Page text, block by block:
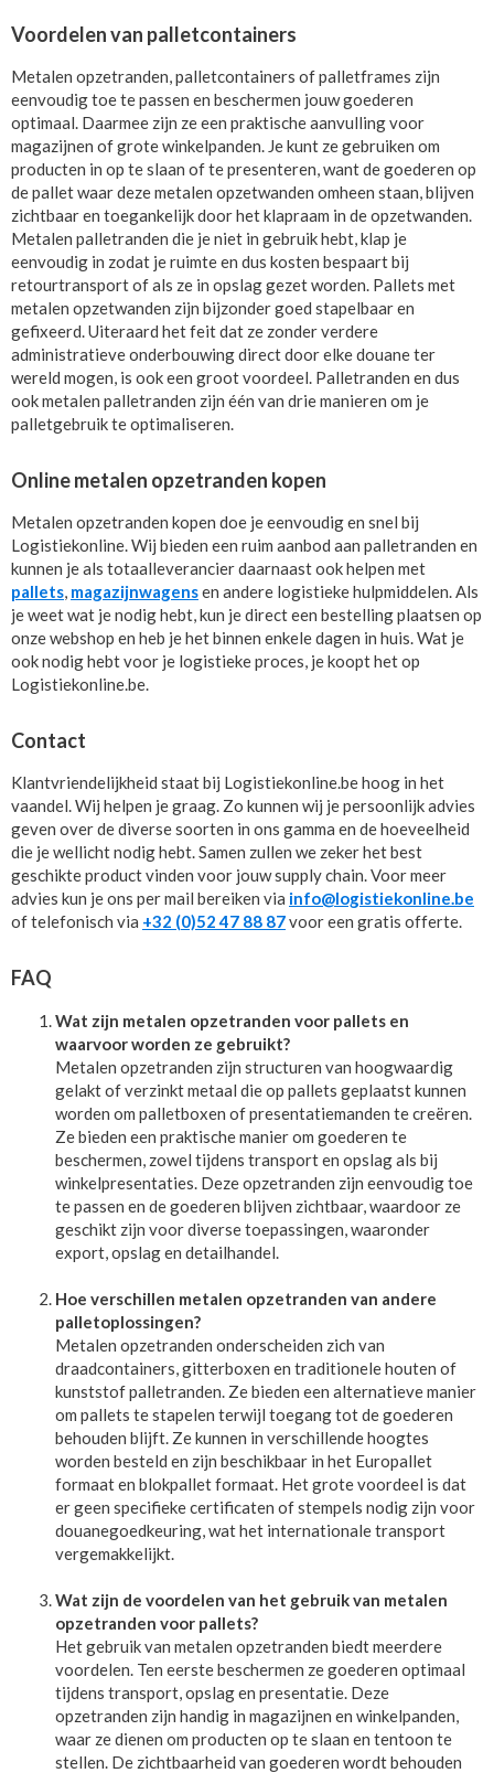
Voordelen van palletcontainers
Metalen opzetranden, palletcontainers of palletframes zijn
eenvoudig toe te passen en beschermen jouw goederen
optimaal. Daarmee zijn ze een praktische aanvulling voor
magazijnen of grote winkelpanden. Je kunt ze gebruiken om
producten in op te slaan of te presenteren, want de goederen op
de pallet waar deze metalen opzetwanden omheen staan, blijven
zichtbaar en toegankelijk door het klapraam in de opzetwanden.
Metalen palletranden die je niet in gebruik hebt, klap je
eenvoudig in zodat je ruimte en dus kosten bespaart bij
retourtransport of als ze in opslag gezet worden. Pallets met
metalen opzetwanden zijn bijzonder goed stapelbaar en
gefixeerd. Uiteraard het feit dat ze zonder verdere
administratieve onderbouwing direct door elke douane ter
wereld mogen, is ook een groot voordeel. Palletranden en dus
ook metalen palletranden zijn één van drie manieren om je
palletgebruik te optimaliseren.
Online metalen opzetranden kopen
Metalen opzetranden kopen doe je eenvoudig en snel bij
Logistiekonline. Wij bieden een ruim aanbod aan palletranden en
kunnen je als totaalleverancier daarnaast ook helpen met
pallets magazijnwagensen andere logistieke hulpmiddelen. Als
je weet wat je nodig hebt, kun je direct een bestelling plaatsen op
onze webshop en heb je het binnen enkele dagen in huis. Wat je
ook nodig hebt voor je logistieke proces, je koopt het op
Logistiekonline.be.
Contact
Klantvriendelijkheid staat bij Logistiekonline.be hoog in het
vaandel. Wij helpen je graag. Zo kunnen wij je persoonlijk advies
geven over de diverse soorten in ons gamma en de hoeveelheid
die je wellicht nodig hebt. Samen zullen we zeker het best
geschikte product vinden voor jouw supply chain. Voor meer
advies kun je ons per mail bereiken via info@logistiekonline.be
of telefonisch via +32 (0)52 47 88 87voor een gratis offerte.
FAQ
Wat zijn metalen opzetranden voor pallets en
waarvoor worden ze gebruikt?
Metalen opzetranden zijn structuren van hoogwaardig
gelakt of verzinkt metaal die op pallets geplaatst kunnen
worden om palletboxen of presentatiemanden te creëren.
Ze bieden een praktische manier om goederen te
beschermen, zowel tijdens transport en opslag als bij
winkelpresentaties. Deze opzetranden zijn eenvoudig toe
te passen en de goederen blijven zichtbaar, waardoor ze
geschikt zijn voor diverse toepassingen, waaronder
export, opslag en detailhandel.
Hoe verschillen metalen opzetranden van andere
palletoplossingen?
Metalen opzetranden onderscheiden zich van
draadcontainers, gitterboxen en traditionele houten of
kunststof palletranden. Ze bieden een alternatieve manier
om pallets te stapelen terwijl toegang tot de goederen
behouden blijft. Ze kunnen in verschillende hoogtes
worden besteld en zijn beschikbaar in het Europallet
formaat en blokpallet formaat. Het grote voordeel is dat
er geen specifieke certificaten of stempels nodig zijn voor
douanegoedkeuring, wat het internationale transport
vergemakkelijkt.
Wat zijn de voordelen van het gebruik van metalen
opzetranden voor pallets?
Het gebruik van metalen opzetranden biedt meerdere
voordelen. Ten eerste beschermen ze goederen optimaal
tijdens transport, opslag en presentatie. Deze
opzetranden zijn handig in magazijnen en winkelpanden,
waar ze dienen om producten op te slaan en tentoon te
stellen. De zichtbaarheid van goederen wordt behouden